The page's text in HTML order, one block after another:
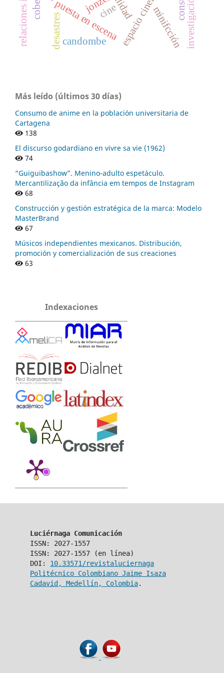
cine
puesta en escena minifcción
candombe
desastres
Más leído (últimos 30 días)
Consumo de anime en la población universitaria de
Cartagena
138
El discurso godardiano en vivre sa vie (1962)
74
“Guiguibashow”. Menino-adulto espetáculo.
Mercantilização da infância em tempos de Instagram
68
Construcción y gestión estratégica de la marca: Modelo
MasterBrand
67
Músicos independientes mexicanos. Distribución,
promoción y comercialización de sus creaciones
63
Indexaciones
Luciérnaga Comunicación
ISSN: 2027-1557
ISSN: 2027-1557 (en línea)
DOI: 10.33571/revistaluciernaga
Politécnico Colombiano Jaime Isaza
Cadavid, Medellín, Colombia.